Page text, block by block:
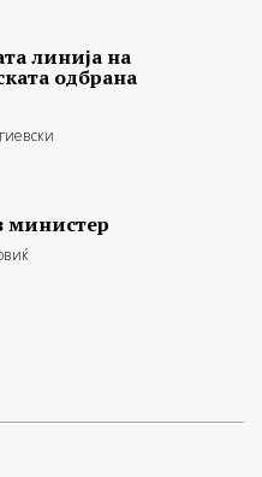
линија на
одбрана
министер